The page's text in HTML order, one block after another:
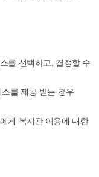
를 선택하고, 결정할 수
를 제공 받는 경우
게 복지관 이용에 대한